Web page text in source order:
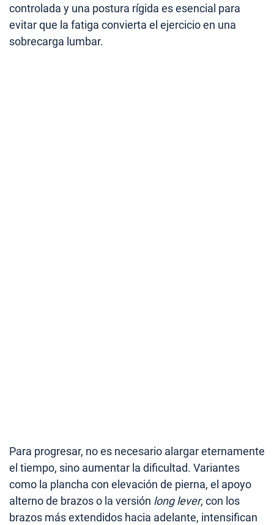
controlada y una postura rígida es esencial para
evitar que la fatiga convierta el ejercicio en una
sobrecarga lumbar.
Para progresar, no es necesario alargar eternamente
el tiempo, sino aumentar la dificultad. Variantes
como la plancha con elevación de pierna, el apoyo
alterno de brazos o la versión long lever, con los
brazos más extendidos hacia adelante, intensifican